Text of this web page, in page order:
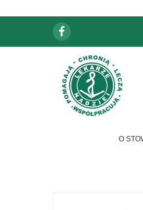
Facebook
O